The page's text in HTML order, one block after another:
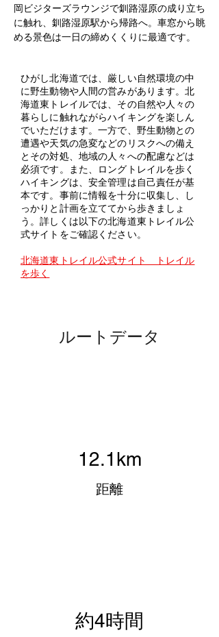
岡ビジターズラウンジで釧路湿原の成り立ち
に触れ、釧路湿原駅から帰路へ。車窓から眺
める景色は一日の締めくくりに最適です。
ひがし北海道では、厳しい自然環境の中
に野生動物や人間の営みがあります。北
海道東トレイルでは、その自然や人々の
暮らしに触れながらハイキングを楽しん
でいただけます。一方で、野生動物との
遭遇や天気の急変などのリスクへの備え
とその対処、地域の人々への配慮などは
必須です。また、ロングトレイルを歩く
ハイキングは、安全管理は自己責任が基
本です。事前に情報を十分に収集し、し
っかりと計画を立ててから歩きましょ
う。詳しくは以下の北海道東トレイル公
式サイトをご確認ください。
北海道東トレイル公式サイト トレイル
を歩く
​ルートデータ
12.1km
​距離
約4時間